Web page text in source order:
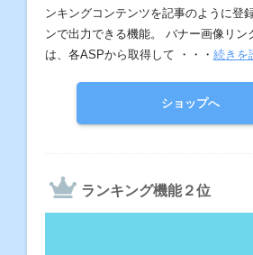
ンキングコンテンツを記事のように登
ンで出力できる機能。 バナー画像リン
は、各ASPから取得して ・・・ 続きを
ショップへ
ランキング機能２位